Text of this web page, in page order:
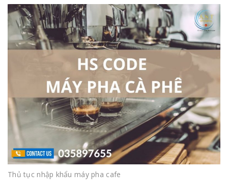
Thủ tục nhập khẩu máy pha cafe